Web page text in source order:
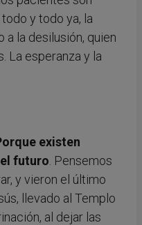
y todo ya, la
la desilusión, quien
La esperanza y la
existen
futuro . Pensemos
y vieron el último
llevado al Templo
al dejar las